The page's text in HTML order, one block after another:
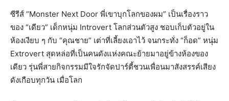
ซีรีส์ “Monster Next Door พี่เขาบุกโลกของผม” เป็นเรื่องราว
ของ “เดียว” เด็กหนุ่ม Introvert โลกส่วนตัวสูง ชอบเก็บตัวอยู่ใน
ห้องเงียบ ๆ กับ “คุณชาย” เต่าที่เลี้ยงเอาไว้ จนกระทั่ง “ก็อด” หนุ่ม
Extrovert สุดหล่อที่เป็นคนดังแห่งคณะย้ายมาอยู่ข้างห้องของ
เดียว รุ่นพี่สายกิจกรรมมีใจรักจัดปาร์ตี้ชวนเพื่อนมาสังสรรค์เสียง
ดังเกือบทุกวัน เมื่อโลก